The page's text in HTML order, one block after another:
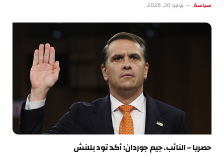
سياسة يوليو 30, 2026
حصريا – النائب. جيم جوردان: أكد تود بلانش